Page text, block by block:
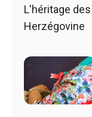
L'héritage
Herzégovine